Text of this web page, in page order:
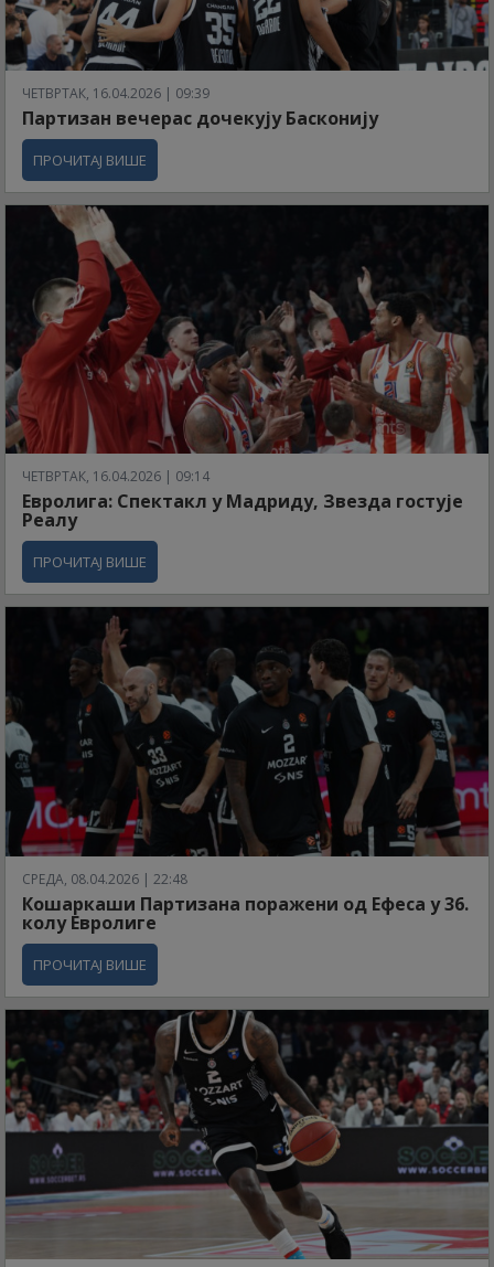
ЧЕТВРТАК, 16.04.2026 | 09:39
Партизан вечерас дочекују Басконију
ПРОЧИТАЈ ВИШЕ
ЧЕТВРТАК, 16.04.2026 | 09:14
Евролига: Спектакл у Мадриду, Звезда гостује
Реалу
ПРОЧИТАЈ ВИШЕ
СРЕДА, 08.04.2026 | 22:48
Кошаркаши Партизана поражени од Ефеса у 36.
колу Евролиге
ПРОЧИТАЈ ВИШЕ